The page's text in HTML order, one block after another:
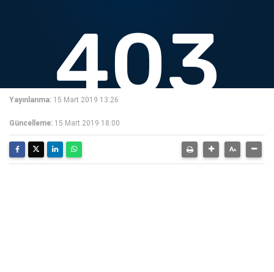
Yayınlanma: 15 Mart 2019 13:26
Güncelleme: 15 Mart 2019 18:00